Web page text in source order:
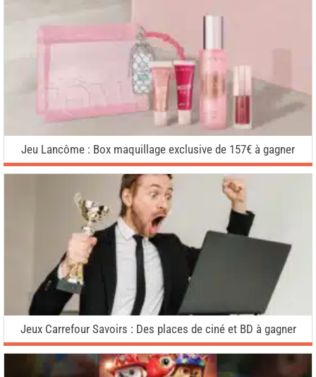
Jeu Lancôme : Box maquillage exclusive de 157€ à gagner
Jeux Carrefour Savoirs : Des places de ciné et BD à gagner